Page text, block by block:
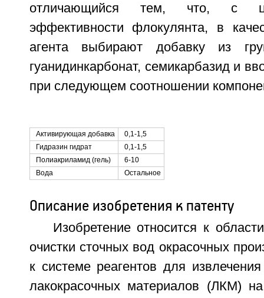
отличающийся тем, что, с
эффективности флокулянта, в
агента выбирают добавку из
гуанидинкарбонат, семикарбазид и
при следующем соотношении
Активирующая добавка
0,1-1,5
Гидразин гидрат
0,1-1,5
Полиакриламид (гель)
6-10
Вода
Остальное
Описание изобретения к патенту
Изобретение относится к
очистки сточных вод окрасочных
к системе реагентов для
лакокрасочных материалов (ЛКМ)